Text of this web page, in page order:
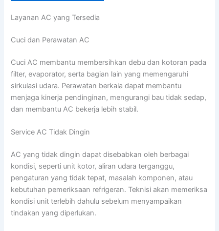
Layanan AC yang Tersedia
Cuci dan Perawatan AC
Cuci AC membantu membersihkan debu dan kotoran pada
filter, evaporator, serta bagian lain yang memengaruhi
sirkulasi udara. Perawatan berkala dapat membantu
menjaga kinerja pendinginan, mengurangi bau tidak sedap,
dan membantu AC bekerja lebih stabil.
Service AC Tidak Dingin
AC yang tidak dingin dapat disebabkan oleh berbagai
kondisi, seperti unit kotor, aliran udara terganggu,
pengaturan yang tidak tepat, masalah komponen, atau
kebutuhan pemeriksaan refrigeran. Teknisi akan memeriksa
kondisi unit terlebih dahulu sebelum menyampaikan
tindakan yang diperlukan.